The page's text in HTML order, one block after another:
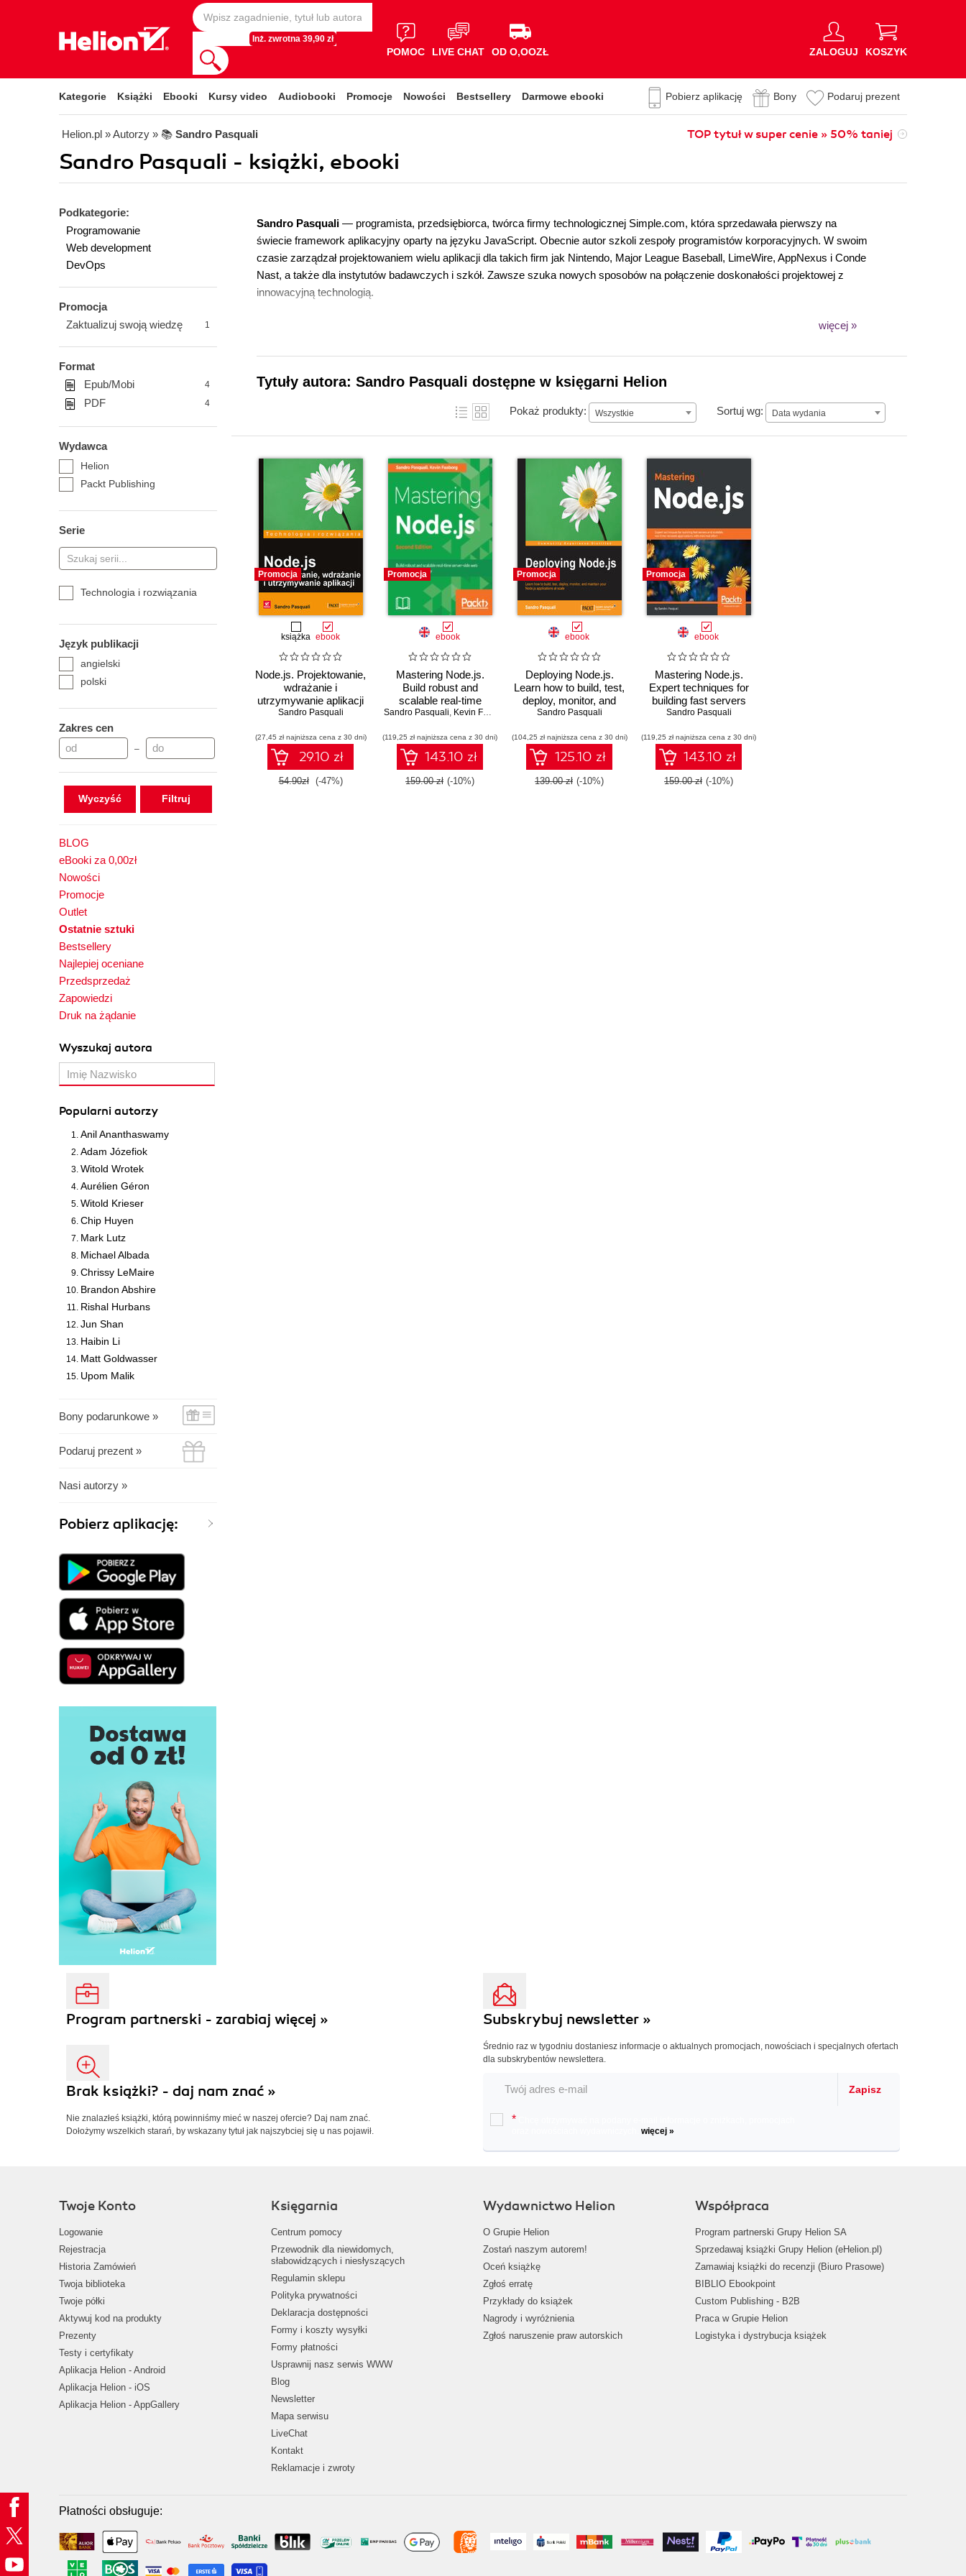
Inż. zwrotna 39,90 zł
POMOC LIVE CHAT OD O,OOZŁ ZALOGUJ KOSZYK
Kategorie Książki Ebooki Kursy video Audiobooki Promocje Nowości Bestsellery Darmowe ebooki Pobierz aplikację Bony Podaruj prezent
Helion.pl » Autorzy » 📚 Sandro Pasquali TOP tytuł w super cenie » 50% taniej
Sandro Pasquali - książki, ebooki
Podkategorie:
Programowanie
Web development
DevOps
Promocja
Zaktualizuj swoją wiedzę
1
Format
Epub/Mobi
4
PDF 4
Wydawca
Helion
Packt Publishing
Serie
Technologia i rozwiązania
Język publikacji
angielski
polski
Zakres cen
–
Wyczyść
BLOG
eBooki za 0,00zł
Nowości
Promocje
Outlet
Ostatnie sztuki
Bestsellery
Najlepiej oceniane
Przedsprzedaż
Zapowiedzi
Druk na żądanie
Wyszukaj autora
Popularni autorzy
Anil Ananthaswamy
Adam Józefiok
Witold Wrotek
Aurélien Géron
Witold Krieser
Chip Huyen
Mark Lutz
Michael Albada
Chrissy LeMaire
Brandon Abshire
Rishal Hurbans
Jun Shan
Haibin Li
Matt Goldwasser
Upom Malik
Bony podarunkowe »
Podaruj prezent »
Nasi autorzy »
Pobierz aplikację:
Sandro Pasquali — programista, przedsiębiorca, twórca firmy technologicznej Simple.com, która sprzedawała pierwszy na
świecie framework aplikacyjny oparty na języku JavaScript. Obecnie autor szkoli zespoły programistów korporacyjnych. W swoim
czasie zarządzał projektowaniem wielu aplikacji dla takich firm jak Nintendo, Major League Baseball, LimeWire, AppNexus i Conde
Nast, a także dla instytutów badawczych i szkół. Zawsze szuka nowych sposobów na połączenie doskonałości projektowej z
innowacyjną technologią.
więcej »
Tytuły autora: Sandro Pasquali dostępne w księgarni Helion
Pokaż produkty: Wszystkie Sortuj wg: Data wydania
Data wydania
Promocja
książka ebook
Node.js. Projektowanie,
wdrażanie i
utrzymywanie aplikacji
Sandro Pasquali
(27,45 zł najniższa cena z 30 dni)
29.10 zł
54.90zł (-47%)
Promocja
ebook
Mastering Node.js.
Build robust and
scalable real-time
server-side web
Second Edition
Sandro Pasquali, Kevin Faaborg
(119,25 zł najniższa cena z 30 dni)
143.10 zł
159.00 zł (-10%)
Promocja
ebook
Deploying Node.js.
Learn how to build, test,
deploy, monitor, and
maintain your Node.js
Sandro Pasquali
(104,25 zł najniższa cena z 30 dni)
125.10 zł
139.00 zł (-10%)
Promocja
ebook
Mastering Node.js.
Expert techniques for
building fast servers
and scalable, real-time
with minimal effort
Sandro Pasquali
(119,25 zł najniższa cena z 30 dni)
143.10 zł
159.00 zł (-10%)
Program partnerski - zarabiaj więcej »
Brak książki? - daj nam znać »
Nie znalazłeś książki, którą powinniśmy mieć w naszej ofercie? Daj nam znać.
Dołożymy wszelkich starań, by wskazany tytuł jak najszybciej się u nas pojawił.
Subskrybuj newsletter »
Średnio raz w tygodniu dostaniesz informacje o aktualnych promocjach, nowościach i specjalnych ofertach
dla subskrybentów newslettera.
Zapisz
*
więcej »
Twoje Konto
Logowanie
Rejestracja
Historia Zamówień
Twoja biblioteka
Twoje półki
Aktywuj kod na produkty
Prezenty
Testy i certyfikaty
Aplikacja Helion - Android
Aplikacja Helion - iOS
Aplikacja Helion - AppGallery
Księgarnia
Centrum pomocy
Przewodnik dla niewidomych,
słabowidzących i niesłyszących
Regulamin sklepu
Polityka prywatności
Deklaracja dostępności
Formy i koszty wysyłki
Formy płatności
Usprawnij nasz serwis WWW
Blog
Newsletter
Mapa serwisu
LiveChat
Kontakt
Reklamacje i zwroty
Wydawnictwo Helion
O Grupie Helion
Zostań naszym autorem!
Oceń książkę
Zgłoś erratę
Przykłady do książek
Nagrody i wyróżnienia
Zgłoś naruszenie praw autorskich
Współpraca
Program partnerski Grupy Helion SA
Sprzedawaj książki Grupy Helion (eHelion.pl)
Zamawiaj książki do recenzji (Biuro Prasowe)
BIBLIO Ebookpoint
Custom Publishing - B2B
Praca w Grupie Helion
Logistyka i dystrybucja książek
Płatności obsługuje: